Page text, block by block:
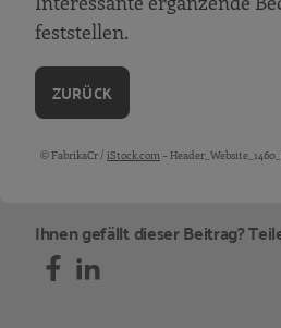
Ergebnisse und
feststellen.
ZURÜCK
Bildquellen und Copyright-
© FabrikaCr / iStock.com–
Ihnen gefällt dieser Beitrag?